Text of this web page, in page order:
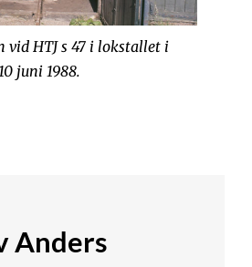
vid HTJ s 47 i lokstallet i
juni 1988.
Anders